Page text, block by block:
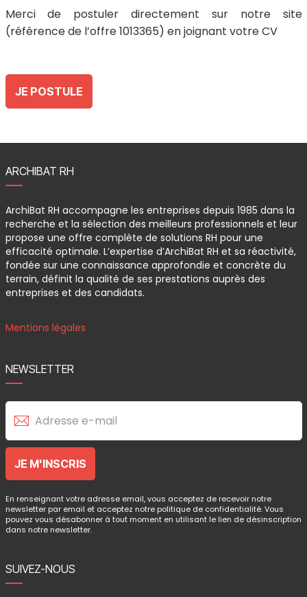
Merci de postuler directement sur notre site
(référence de l’offre 1013365) en joignant votre CV
JE POSTULE
ARCHIBAT RH
ArchiBat RH accompagne les entreprises depuis 1985 dans la
recherche et la sélection des meilleurs professionnels et leur
propose une offre complète de solutions RH pour une
efficacité optimale. L’expertise d’ArchiBat RH et sa réactivité,
fondée sur une connaissance approfondie et concrète du
terrain, définit la qualité de ses prestations auprès des
entreprises et des candidats.
Mentions légales
NEWSLETTER
En renseignant votre adresse email, vous acceptez de recevoir notre
newsletter par email et acceptez notre politique de confidentialité. Vous
pouvez vous désabonner à tout moment en utilisant le lien de désinscription
dans notre newsletter.
SUIVEZ-NOUS